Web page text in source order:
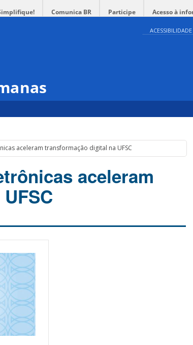
Comunica BR Participe Acesso à
ACESSIBILIDADE
aceleram transformação digital na UFSC
aceleram